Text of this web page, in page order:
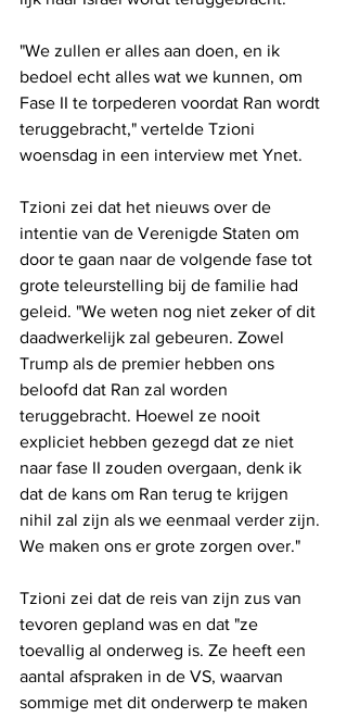
"We zullen er alles aan doen, en ik
bedoel echt alles wat we kunnen, om
Fase II te torpederen voordat Ran wordt
teruggebracht," vertelde Tzioni
woensdag in een interview met Ynet.
Tzioni zei dat het nieuws over de
intentie van de Verenigde Staten om
door te gaan naar de volgende fase tot
grote teleurstelling bij de familie had
geleid. "We weten nog niet zeker of dit
daadwerkelijk zal gebeuren. Zowel
Trump als de premier hebben ons
beloofd dat Ran zal worden
teruggebracht. Hoewel ze nooit
expliciet hebben gezegd dat ze niet
naar fase II zouden overgaan, denk ik
dat de kans om Ran terug te krijgen
nihil zal zijn als we eenmaal verder zijn.
We maken ons er grote zorgen over."
Tzioni zei dat de reis van zijn zus van
tevoren gepland was en dat "ze
toevallig al onderweg is. Ze heeft een
aantal afspraken in de VS, waarvan
sommige met dit onderwerp te maken